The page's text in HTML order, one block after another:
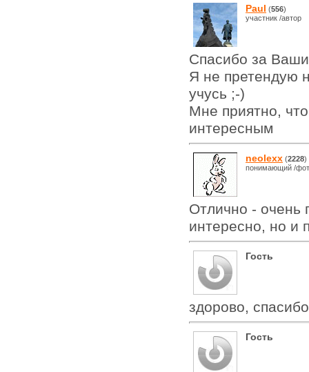
Paul (556)
участник /автор
Спасибо за
Я не претендую
учусь ;-)
Мне приятно,
интересным
neolexx (2228)
понимающий /
Отлично - очень
интересно, но и
Гость
здорово,
Гость